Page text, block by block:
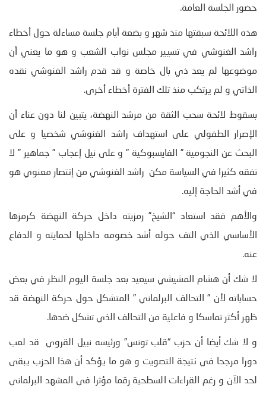
حضور الجلسة العامة.
هذه اللائحة سبقتها منذ شهر و بضعة أيام جلسة مساءلة حول أخطاء
راشد الغنوشي في تسيير مجلس نواب الشعب و هو ما يعني أن
موضوعها لم يعد ذي بال خاصة و قد قدم راشد الغنوشي نقده
الذاتي و لم يرتكب منذ تلك الفترة أخطاء أخرى.
بسقوط لائحة سحب الثقة من مرشد النهضة، يتبين لنا دون عناء أن
الإصرار الطفولي على استهداف راشد الغنوشي شخصيا و على
البحث عن النجومية ” الفايسبوكية ” و على نيل إعجاب ” جماهير ” لا
تفقه كثيرا في السياسة مكن راشد الغنوشي من إنتصار معنوي هو
في أشد الحاجة إليه.
والأهم فقد استعاد “الشيخ” رمزيته داخل حركة النهضة كرمزها
الأساسي الذي التف حوله أشد خصومه داخلها لحمايته و الدفاع
عنه.
لا شك أن هشام المشيشي سيعيد بعد جلسة اليوم النظر في بعض
حساباته لأن ” التحالف البرلماني ” المتشكل حول حركة النهضة قد
ظهر أكثر تماسكا و فاعلية من التحالف الذي تشكل ضدها.
و لا شك أيضا أن حزب “قلب تونس” ورئيسه نبيل القروي قد لعب
دورا مرجحا في نتيجة التصويت و هو ما يؤكد أن هذا الحزب يبقى
لحد الآن و رغم القراءات السطحية رقما مؤثرا في المشهد البرلماني